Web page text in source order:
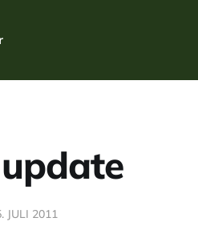
JULI 2011